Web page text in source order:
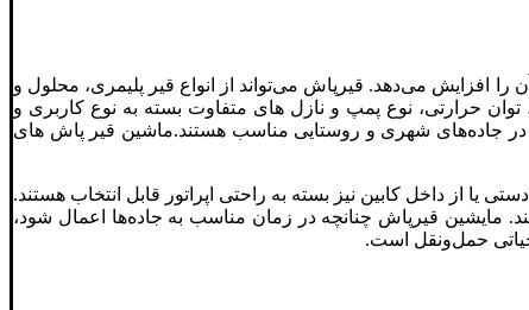
افزایش می‌دهد. قیرپاش می‌تواند از انواع قیر پلیمری، محلول و
حرارتی، نوع پمپ و نازل های متفاوت بسته به نوع کاربری و
جاده‌های شهری و روستایی مناسب هستند.ماشین قیر پاش های
از داخل کابین نیز بسته به راحتی اپراتور قابل انتخاب هستند.
مایشین قیرپاش چنانچه در زمان مناسب به جاده‌ها اعمال شود،
حیاتی حمل‌ونقل است.